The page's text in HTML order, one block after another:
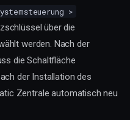
>
über die
werden. Nach der
die Schaltfläche
der Installation des
Zentrale automatisch neu